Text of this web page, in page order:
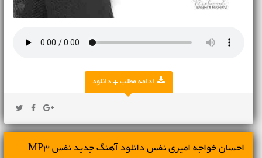
ادامه مطلب + دانلود
احسان خواجه امیری نفس دانلود آهنگ جدید نفس MP3